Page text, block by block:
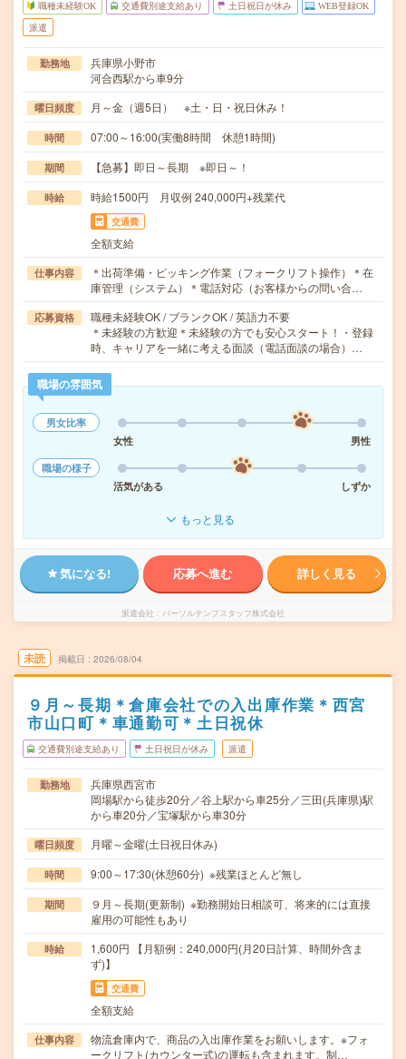
職種未経験OK 交通費別途支給あり 土日祝日が休み WEB登録OK
派遣
勤務地
兵庫県小野市
河合西駅から車9分
曜日頻度 月～金（週5日） ※土・日・祝日休み！
時間 07:00～16:00(実働8時間 休憩1時間)
期間 【急募】即日～長期 ※即日～！
時給 時給1500円 月収例 240,000円+残業代
交通費
全額支給
仕事内容
＊出荷準備・ピッキング作業（フォークリフト操作）＊在
庫管理（システム）＊電話対応（お客様からの問い合…
応募資格
職種未経験OK / ブランクOK / 英語力不要
＊未経験の方歓迎＊未経験の方でも安心スタート！・登録
時、キャリアを一緒に考える面談（電話面談の場合）…
職場の雰囲気
男女比率
女性
男性
職場の様子
活気がある
しずか
もっと見る
気になる! 応募へ進む 詳しく見る
派遣会社 パーソルテンプスタッフ株式会社
未読 掲載日 2026/08/04
９月～長期＊倉庫会社での入出庫作業＊西宮
市山口町＊車通勤可＊土日祝休
交通費別途支給あり 土日祝日が休み 派遣
勤務地
兵庫県西宮市
岡場駅から徒歩20分／谷上駅から車25分／三田(兵庫県)駅
から車20分／宝塚駅から車30分
曜日頻度 月曜～金曜(土日祝日休み)
時間 9:00～17:30(休憩60分) ※残業ほとんど無し
期間
９月～長期(更新制) ※勤務開始日相談可、将来的には直接
雇用の可能性もあり
時給
1,600円 【月額例：240,000円(月20日計算、時間外含ま
ず)】
交通費
全額支給
仕事内容
物流倉庫内で、商品の入出庫作業をお願いします。※フォ
ークリフト(カウンター式)の運転も含まれます。制…